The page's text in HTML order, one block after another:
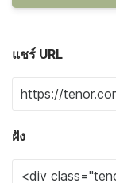
แชร์ URL
ฝัง